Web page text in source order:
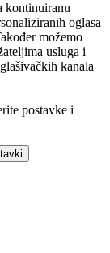
kontinuiranu
oglasa
možemo
usluga i
kanala
postavke i